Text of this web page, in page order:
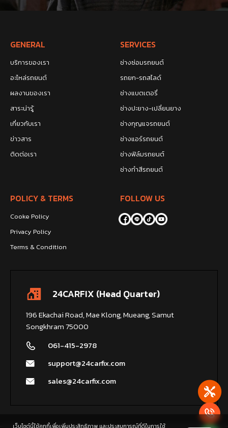
GENERAL
บริการของเรา
อะไหล่รถยนต์
ผลงานของเรา
สาระน่ารู้
เกี่ยวกับเรา
ข่าวสาร
ติดต่อเรา
SERVICES
ช่างซ่อมรถยนต์
รถยก-รถสไลด์
ช่างแบตเตอรี่
ช่างปะยาง-เปลี่ยนยาง
ช่างกุญแจรถยนต์
ช่างแอร์รถยนต์
ช่างฟิล์มรถยนต์
ช่างทำสีรถยนต์
POLICY & TERMS
Cooke Policy
Privacy Policy
Terms & Condition
FOLLOW US
24CARFIX (Head Quarter)
196 Ekachai Road, Mae Klong, Mueang, Samut
Songkhram 75000
061-415-2978
support@24carfix.com
sales@24carfix.com
เว็บไซต์นี้ใช้คุกกี้เพื่อเพิ่มประสิทธิภาพ และประสบการณ์ที่ดีในการใช้